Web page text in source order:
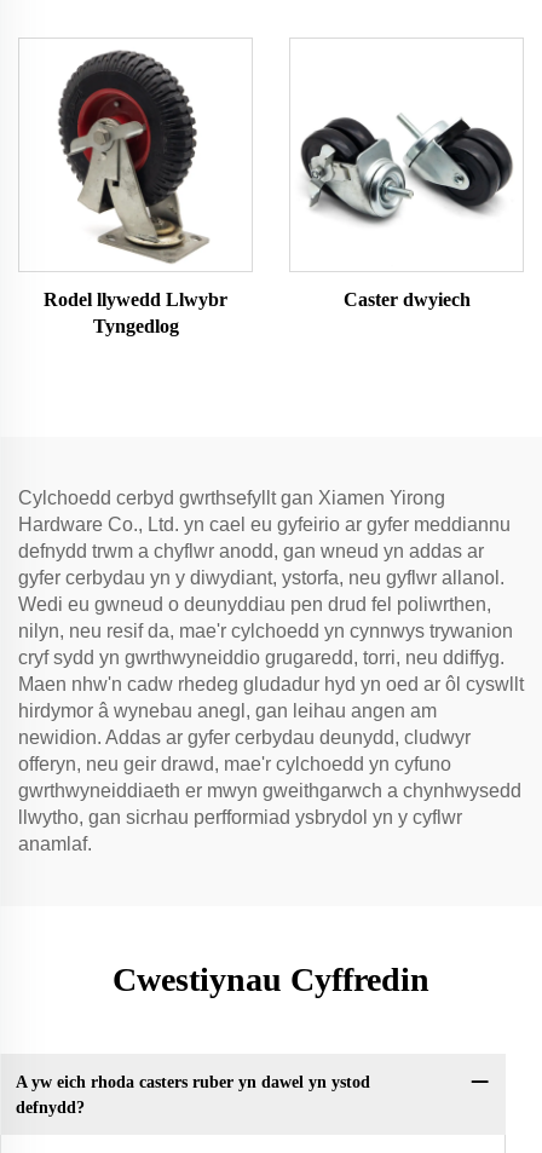
Rodel llywedd Llwybr
Tyngedlog
Caster dwyiech
Cylchoedd cerbyd gwrthsefyllt gan Xiamen Yirong
Hardware Co., Ltd. yn cael eu gyfeirio ar gyfer meddiannu
defnydd trwm a chyflwr anodd, gan wneud yn addas ar
gyfer cerbydau yn y diwydiant, ystorfa, neu gyflwr allanol.
Wedi eu gwneud o deunyddiau pen drud fel poliwrthen,
nilyn, neu resif da, mae'r cylchoedd yn cynnwys trywanion
cryf sydd yn gwrthwyneiddio grugaredd, torri, neu ddiffyg.
Maen nhw'n cadw rhedeg gludadur hyd yn oed ar ôl cyswllt
hirdymor â wynebau anegl, gan leihau angen am
newidion. Addas ar gyfer cerbydau deunydd, cludwyr
offeryn, neu geir drawd, mae'r cylchoedd yn cyfuno
gwrthwyneiddiaeth er mwyn gweithgarwch a chynhwysedd
llwytho, gan sicrhau perfformiad ysbrydol yn y cyflwr
anamlaf.
Cwestiynau Cyffredin
A yw eich rhoda casters ruber yn dawel yn ystod
defnydd?